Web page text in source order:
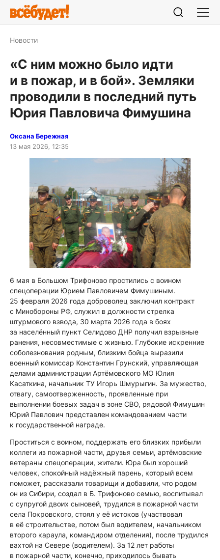
Новости
«С ним можно было идти
и в пожар, и в бой». Земляки
проводили в последний путь
Юрия Павловича Фимушина
Оксана Бережная
13 мая 2026, 12:35
6 мая в Большом Трифоново простились с воином
спецоперации Юрием Павловичем Фимушиным.
25 февраля 2026 года доброволец заключил контракт
с Минобороны РФ, служил в должности стрелка
штурмового взвода, 30 марта 2026 года в боях
за населённый пункт Селидово ДНР получил взрывные
ранения, несовместимые с жизнью. Глубокие искренние
соболезнования родным, близким бойца выразили
военный комиссар Константин Грунский, управляющая
делами администрации Артёмовского МО Юлия
Касаткина, начальник ТУ Игорь Шмурыгин. За мужество,
отвагу, самоотверженность, проявленные при
выполнении боевых задач в зоне СВО, рядовой Фимушин
Юрий Павлович представлен командованием части
к государственной награде.
Проститься с воином, поддержать его близких прибыли
коллеги из пожарной части, друзья семьи, артёмовские
ветераны спецоперации, жители. Юра был хороший
человек, спокойный надёжный парень, который всем
поможет, рассказали товарищи и добавили, что родом
он из Сибири, создал в Б. Трифоново семью, воспитывал
с супругой двоих сыновей, трудился в пожарной части
села Покровского, стоял у её истоков (участвовал
в её строительстве, потом был водителем, начальником
второго караула, командиром отделения), после трудился
вахтой на Севере (водителем). За 12 лет работы
в пожарной части, конечно, приходилось бывать